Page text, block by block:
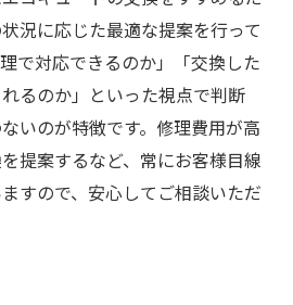
況に応じた最適な提案を行って
で対応できるのか」「交換した
るのか」といった視点で判断
いのが特徴です。修理費用が高
提案するなど、常にお客様目線
すので、安心してご相談いただ